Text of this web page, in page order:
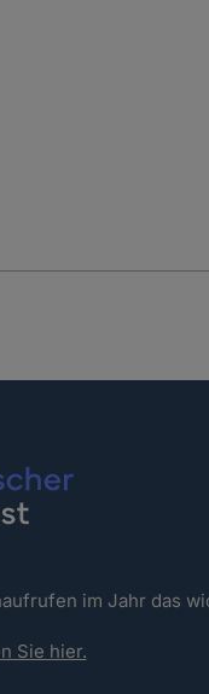
im Jahr das
Sie hier.